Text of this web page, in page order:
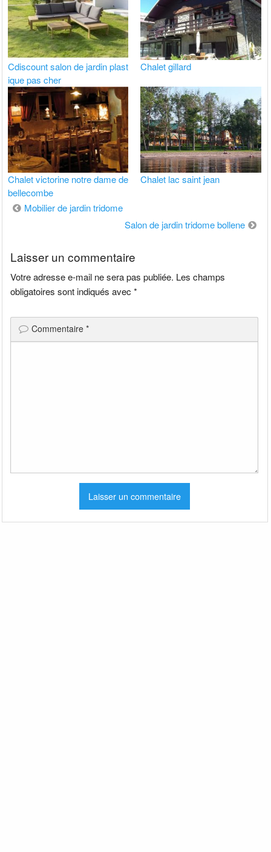
Cdiscount salon de jardin plast
ique pas cher
Chalet gillard
Chalet victorine notre dame de
bellecombe
Chalet lac saint jean
Navigation
Mobilier de jardin tridome
Salon de jardin tridome bollene
Laisser un commentaire
Votre adresse e-mail ne sera pas publiée. Les champs
obligatoires sont indiqués avec*
Commentaire*